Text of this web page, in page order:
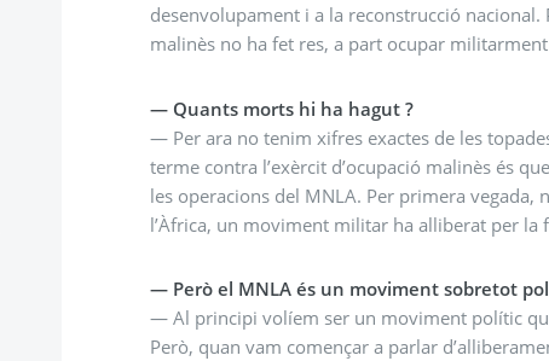
desenvolupament i a la reconstrucció
malinès no ha fet res, a part ocupar
— Quants morts hi ha hagut ?
— Per ara no tenim xifres exactes de les
terme contra l’exèrcit d’ocupació malinès és
les operacions del MNLA. Per primera
l’Àfrica, un moviment militar ha alliberat per
— Però el MNLA és un moviment sobretot
— Al principi volíem ser un moviment polític
Però, quan vam començar a parlar